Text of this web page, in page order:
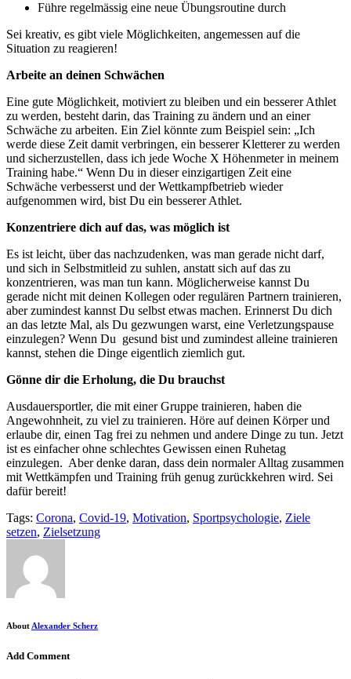
Führe regelmässig eine neue Übungsroutine durch
Sei kreativ, es gibt viele Möglichkeiten, angemessen auf die
Situation zu reagieren!
Arbeite an deinen Schwächen
Eine gute Möglichkeit, motiviert zu bleiben und ein besserer Athlet
zu werden, besteht darin, das Training zu ändern und an einer
Schwäche zu arbeiten. Ein Ziel könnte zum Beispiel sein: „Ich
werde diese Zeit damit verbringen, ein besserer Kletterer zu werden
und sicherzustellen, dass ich jede Woche X Höhenmeter in meinem
Training habe.“ Wenn Du in dieser einzigartigen Zeit eine
Schwäche verbesserst und der Wettkampfbetrieb wieder
aufgenommen wird, bist Du ein besserer Athlet.
Konzentriere dich auf das, was möglich ist
Es ist leicht, über das nachzudenken, was man gerade nicht darf,
und sich in Selbstmitleid zu suhlen, anstatt sich auf das zu
konzentrieren, was man tun kann. Möglicherweise kannst Du
gerade nicht mit deinen Kollegen oder regulären Partnern trainieren,
aber zumindest kannst Du selbst etwas machen. Erinnerst Du dich
an das letzte Mal, als Du gezwungen warst, eine Verletzungspause
einzulegen? Wenn Du gesund bist und zumindest alleine trainieren
kannst, stehen die Dinge eigentlich ziemlich gut.
Gönne dir die Erholung, die Du brauchst
Ausdauersportler, die mit einer Gruppe trainieren, haben die
Angewohnheit, zu viel zu trainieren. Höre auf deinen Körper und
erlaube dir, einen Tag frei zu nehmen und andere Dinge zu tun. Jetzt
ist es einfacher ohne schlechtes Gewissen einen Ruhetag
einzulegen. Aber denke daran, dass dein normaler Alltag zusammen
mit Wettkämpfen und Training früh genug zurückkehren wird. Sei
dafür bereit!
Tags: Corona, Covid-19, Motivation, Sportpsychologie, Ziele
setzen, Zielsetzung
About Alexander Scherz
Add Comment